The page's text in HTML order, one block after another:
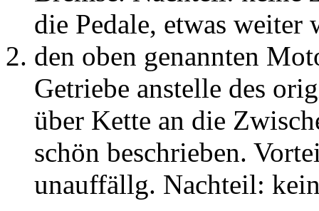
die Pedale, etwas
den oben genannten
Getriebe anstelle des
über Kette an die
schön beschrieben.
unauffällg. Nachteil: